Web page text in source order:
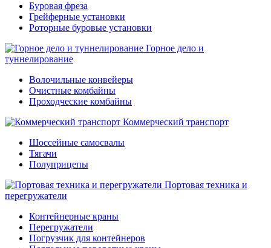
Буровая фреза
Грейферные установки
Роторные буровые установки
Горное дело и
туннелирование
Волочильные конвейеры
Очистные комбайны
Проходческие комбайны
Коммерческий транспорт
Шоссейные самосвалы
Тягачи
Полуприцепы
Портовая техника и
перегружатели
Контейнерные краны
Перегружатели
Погрузчик для контейнеров